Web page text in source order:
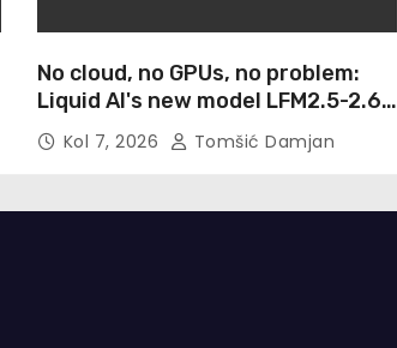
No cloud, no GPUs, no problem:
Liquid AI's new model LFM2.5-2.6B
brings powerful AI agents to
devices as small as a Raspberry
Kol 7, 2026 Tomšić Damjan